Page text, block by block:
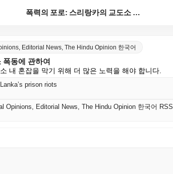
폭력의 포로: 스리랑카의 교도소 폭동에 관하여
Editorial News, The Hindu Opinion 한국어
폭동에 관하여
내 혼잡을 막기 위해 더 많은 노력을 해야 합니다.
prison riots
Opinions, Editorial News, The Hindu Opinion 한국어 RSS